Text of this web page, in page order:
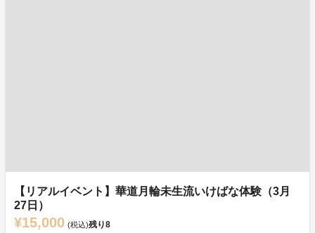
【リアルイベント】華道月輪未生流いけばな体験（3月
27日）
¥15,000 (税込)残り8